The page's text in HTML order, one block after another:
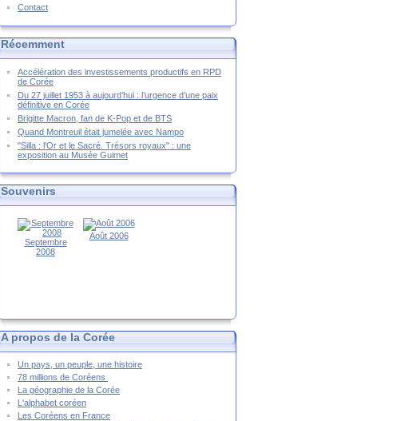
Contact
Récemment
Accélération des investissements productifs en RPD
de Corée
Du 27 juillet 1953 à aujourd’hui : l’urgence d’une paix
définitive en Corée
Brigitte Macron, fan de K-Pop et de BTS
Quand Montreuil était jumelée avec Nampo
"Silla : l'Or et le Sacré. Trésors royaux" : une
exposition au Musée Guimet
Souvenirs
Septembre
2008
Août 2006
A propos de la Corée
Un pays, un peuple, une histoire
78 millions de Coréens
La géographie de la Corée
L'alphabet coréen
Les Coréens en France